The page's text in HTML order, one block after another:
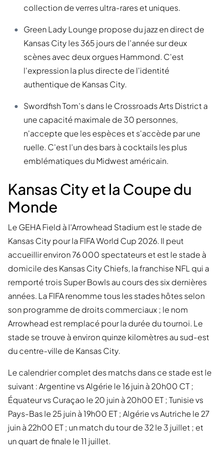
collection de verres ultra-rares et uniques.
Green Lady Lounge propose du jazz en direct de
Kansas City les 365 jours de l'année sur deux
scènes avec deux orgues Hammond. C'est
l'expression la plus directe de l'identité
authentique de Kansas City.
Swordfish Tom's dans le Crossroads Arts District a
une capacité maximale de 30 personnes,
n'accepte que les espèces et s'accède par une
ruelle. C'est l'un des bars à cocktails les plus
emblématiques du Midwest américain.
Kansas City et la Coupe du
Monde
Le GEHA Field à l'Arrowhead Stadium est le stade de
Kansas City pour la FIFA World Cup 2026. Il peut
accueillir environ 76 000 spectateurs et est le stade à
domicile des Kansas City Chiefs, la franchise NFL qui a
remporté trois Super Bowls au cours des six dernières
années. La FIFA renomme tous les stades hôtes selon
son programme de droits commerciaux ; le nom
Arrowhead est remplacé pour la durée du tournoi. Le
stade se trouve à environ quinze kilomètres au sud-est
du centre-ville de Kansas City.
Le calendrier complet des matchs dans ce stade est le
suivant : Argentine vs Algérie le 16 juin à 20h00 CT ;
Équateur vs Curaçao le 20 juin à 20h00 ET ; Tunisie vs
Pays-Bas le 25 juin à 19h00 ET ; Algérie vs Autriche le 27
juin à 22h00 ET ; un match du tour de 32 le 3 juillet ; et
un quart de finale le 11 juillet.